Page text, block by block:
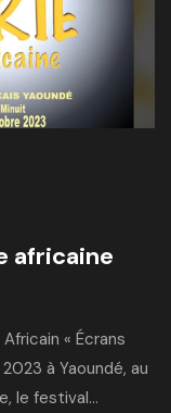
africaine
« Écrans
à Yaoundé, au
le festival...